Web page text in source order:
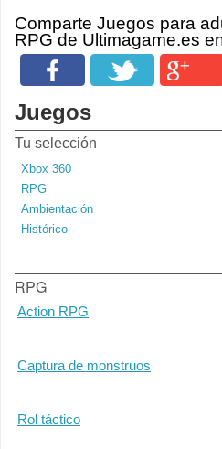
Comparte Juegos para
RPG de Ultimagame.es
Juegos
Tu selección
Xbox 360
RPG
Ambientación
Histórico
RPG
Action RPG
Captura de monstruos
Rol táctico